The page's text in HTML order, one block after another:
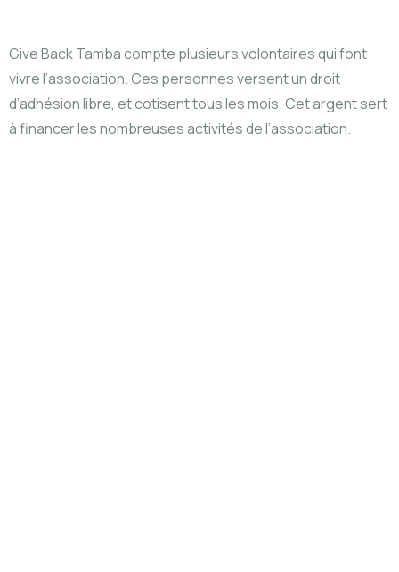
Give Back Tamba compte plusieurs volontaires qui font
vivre l’association. Ces personnes versent un droit
d’adhésion libre, et cotisent tous les mois. Cet argent sert
à financer les nombreuses activités de l’association.